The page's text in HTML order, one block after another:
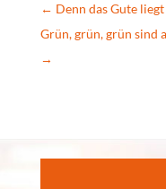
← Denn das Gute
Grün, grün, grün sind
→